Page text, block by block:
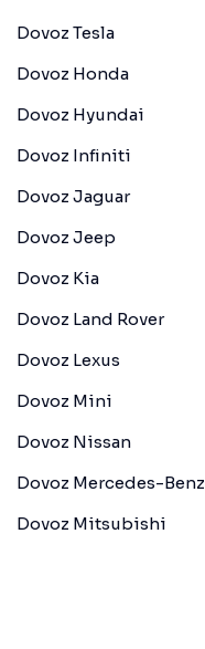
Dovoz Tesla
Dovoz Honda
Dovoz Hyundai
Dovoz Infiniti
Dovoz Jaguar
Dovoz Jeep
Dovoz Kia
Dovoz Land Rover
Dovoz Lexus
Dovoz Mini
Dovoz Nissan
Dovoz Mercedes-Benz
Dovoz Mitsubishi